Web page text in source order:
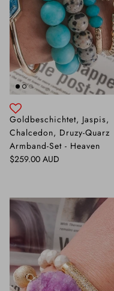
Goldbeschichtet, Jaspis,
Chalcedon, Druzy-Quarz
Armband-Set - Heaven
Normaler Preis
$259.00 AUD